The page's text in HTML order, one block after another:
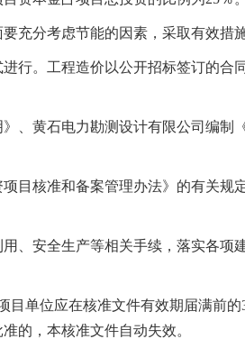
充分考虑节能的因素，采取有效措
进行。 工程造价以公开招标签订的合
、黄石电力勘测设计有限公司编制
目核准和备案管理办法》的有关规
、安全生产等相关手续，落实各项
目单位应在核准文件有效期届满前
的，本核准文件自动失效。